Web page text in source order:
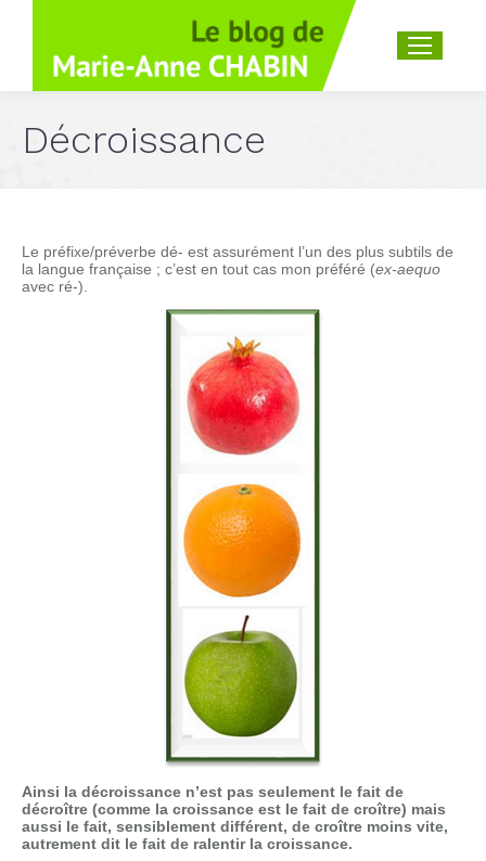
Recherche
Décroissance
Le préfixe/préverbe dé- est assurément l’un des plus subtils de
la langue française ; c’est en tout cas mon préféré (ex-aequo
avec ré-).
Ainsi la décroissance n’est pas seulement le fait de
décroître (comme la croissance est le fait de croître) mais
aussi le fait, sensiblement différent, de croître moins vite,
autrement dit le fait de ralentir la croissance.